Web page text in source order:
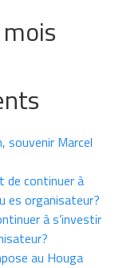
souvenir Marcel
de continuer à
es organisateur?
à s’investir
au Houga